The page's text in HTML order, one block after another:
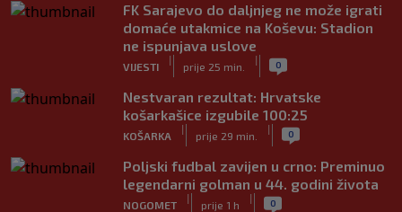
FK Sarajevo do daljnjeg ne može igrati
domaće utakmice na Koševu: Stadion
ne ispunjava uslove
VIJESTI
|
prije 25 min.
| 0
Nestvaran rezultat: Hrvatske
košarkašice izgubile 100:25
KOŠARKA
|
prije 29 min.
| 0
Poljski fudbal zavijen u crno: Preminuo
legendarni golman u 44. godini života
NOGOMET
|
prije 1 h
| 0